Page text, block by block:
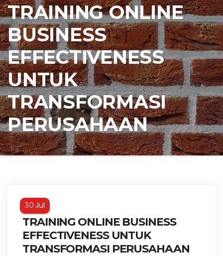
TRAINING ONLINE
BUSINESS
EFFECTIVENESS
UNTUK
TRANSFORMASI
PERUSAHAAN
30Jul
TRAINING ONLINE BUSINESS
EFFECTIVENESS UNTUK
TRANSFORMASI PERUSAHAAN